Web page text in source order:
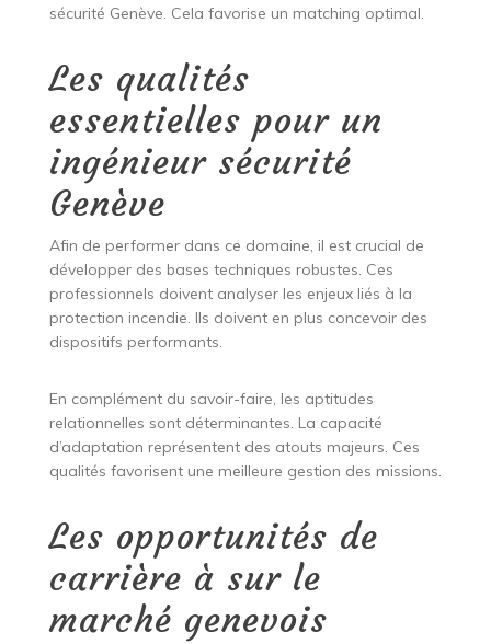
sécurité Genève. Cela favorise un matching optimal.
Les qualités
essentielles pour un
ingénieur sécurité
Genève
Afin de performer dans ce domaine, il est crucial de
développer des bases techniques robustes. Ces
professionnels doivent analyser les enjeux liés à la
protection incendie. Ils doivent en plus concevoir des
dispositifs performants.
En complément du savoir-faire, les aptitudes
relationnelles sont déterminantes. La capacité
d’adaptation représentent des atouts majeurs. Ces
qualités favorisent une meilleure gestion des missions.
Les opportunités de
carrière à sur le
marché genevois